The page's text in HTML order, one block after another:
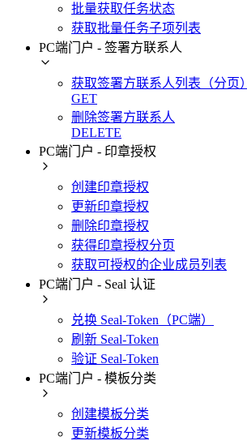
批量获取任务状态
获取批量任务子项列表
PC端门户 - 签署方联系人
获取签署方联系人列表（分页）
GET
删除签署方联系人
DELETE
PC端门户 - 印章授权
创建印章授权
更新印章授权
删除印章授权
获得印章授权分页
获取可授权的企业成员列表
PC端门户 - Seal 认证
兑换 Seal-Token（PC端）
刷新 Seal-Token
验证 Seal-Token
PC端门户 - 模板分类
创建模板分类
更新模板分类